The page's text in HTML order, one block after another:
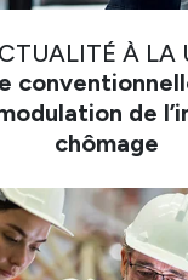
À LA
de
chômage